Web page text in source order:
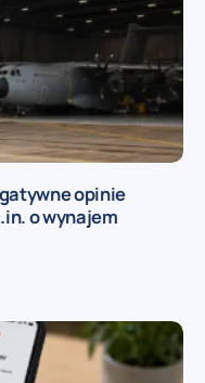
opinie
o wynajem